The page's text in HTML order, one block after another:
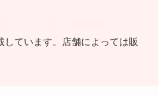
ています。店舗によっては販